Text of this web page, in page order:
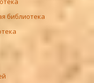
библиотека